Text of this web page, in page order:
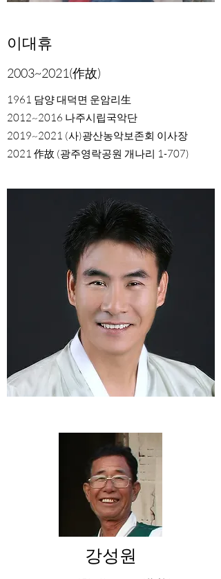
이대휴
2003~2021(作故)
1961 담양 대덕면 운암리生
2012~2016 나주시립국악단
2019~2021 (사)광산농악보존회 이사장
2021 作故 (광주영락공원 개나리 1-707)
​강성원